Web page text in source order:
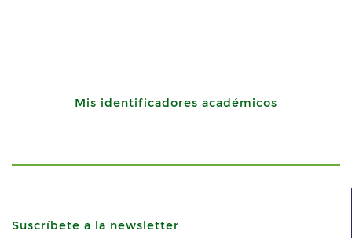
Mis identificadores académicos
Suscríbete a la newsletter